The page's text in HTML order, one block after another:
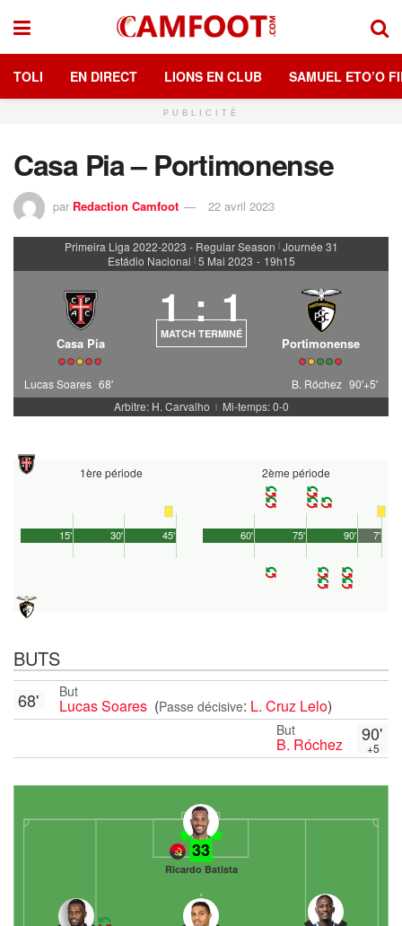
TOLI EN DIRECT LIONS EN CLUB SAMUEL ETO’O
PUBLICITÉ
Casa Pia – Portimonense
par Redaction Camfoot 22 avril 2023
Primeira Liga 2022-2023 - Regular Season | Journée 31
Estádio Nacional | 5 Mai 2023 - 19h15
Casa Pia
1 : 1
MATCH TERMINÉ
Portimonense
Lucas Soares 68' B. Róchez 90'+5'
Arbitre: H. Carvalho
| Mi-temps: 0-0
1ère période
45'
15' 30'
2ème période
90'
60' 75' 7'
BUTS
But
Lucas Soares (Passe décisive: L. Cruz Lelo)
68'
90'
+5
But
B. Róchez
33
Ricardo Batista